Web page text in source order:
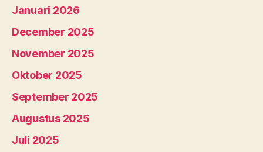
Januari 2026
December 2025
November 2025
Oktober 2025
September 2025
Augustus 2025
Juli 2025